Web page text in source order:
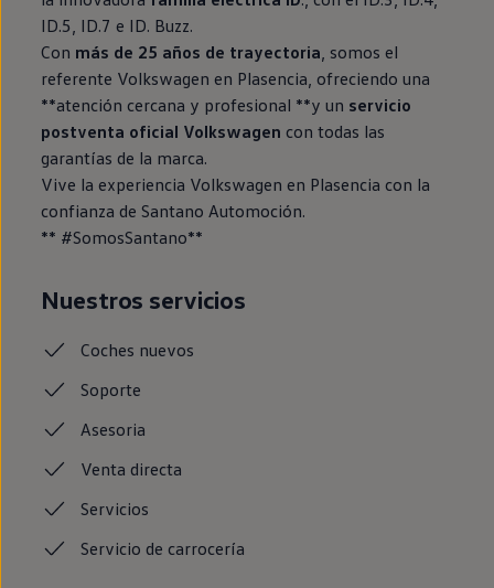
ID.5, ID.7 e ID. Buzz.
Con más de 25 años de trayectoria , somos el
referente Volkswagen en Plasencia, ofreciendo una
**atención cercana y profesional **y un servicio
postventa oficial Volkswagen con todas las
garantías de la marca.
Vive la experiencia Volkswagen en Plasencia con la
confianza de Santano Automoción.
** #SomosSantano**
Nuestros servicios
Coches nuevos
Soporte
Asesoria
Ventadirecta
Servicios
Servicio de carrocería